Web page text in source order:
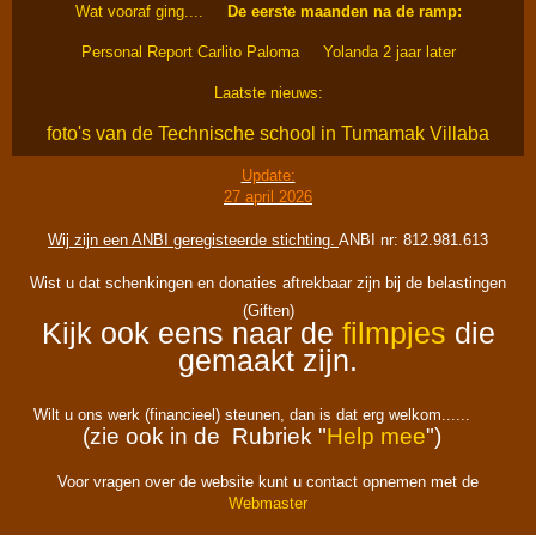
Wat vooraf ging.... De eerste maanden na de ramp:
Personal Report Carlito Paloma Yolanda 2 jaar later
Laatste nieuws:
foto's van de Technische school in Tumamak Villaba
Update:
27 april 2026
Wij zijn een ANBI geregisteerde stichting. ANBI nr: 812.981.613
Wist u dat schenkingen en donaties aftrekbaar zijn bij de belastingen
(Giften)
Kijk ook eens naar de filmpjes die
gemaakt zijn.
Wilt u ons werk (financieel) steunen, dan is dat erg welkom......
(zie ook in de Rubriek "Help mee")
Voor vragen over de website kunt u contact opnemen met de
Webmaster